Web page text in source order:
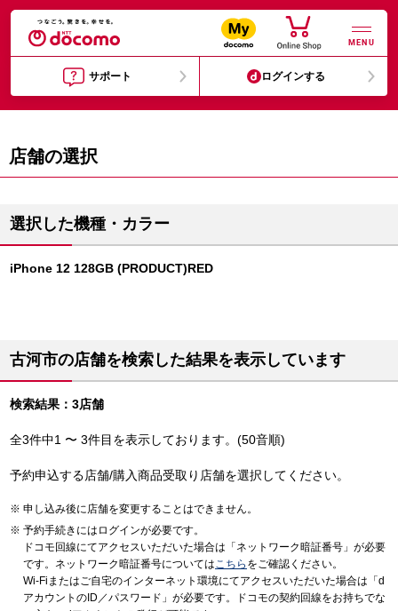
MENU
サポート ログインする
店舗の選択
選択した機種・カラー
iPhone 12 128GB (PRODUCT)RED
古河市の店舗を検索した結果を表示しています
検索結果：3店舗
全3件中1 〜 3件目を表示しております。(50音順)
予約申込する店舗/購入商品受取り店舗を選択してください。
申し込み後に店舗を変更することはできません。
予約手続きにはログインが必要です。
ドコモ回線にてアクセスいただいた場合は「ネットワーク暗証番号」が必要
です。ネットワーク暗証番号についてはこちら をご確認ください。
Wi-Fiまたはご自宅のインターネット環境にてアクセスいただいた場合は「d
アカウントのID／パスワード」が必要です。ドコモの契約回線をお持ちでな